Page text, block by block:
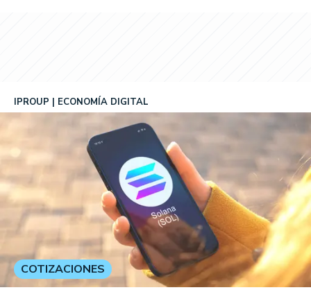
IPROUP ECONOMÍA DIGITAL
COTIZACIONES